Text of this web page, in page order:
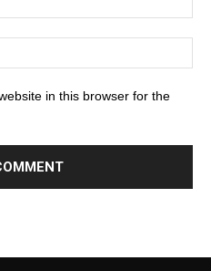
in this browser for the